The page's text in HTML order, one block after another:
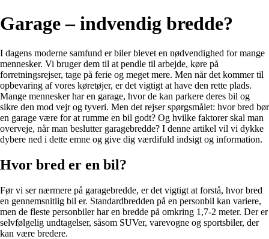
Garage – indvendig bredde?
I dagens moderne samfund er biler blevet en nødvendighed for mange
mennesker. Vi bruger dem til at pendle til arbejde, køre på
forretningsrejser, tage på ferie og meget mere. Men når det kommer til
opbevaring af vores køretøjer, er det vigtigt at have den rette plads.
Mange mennesker har en garage, hvor de kan parkere deres bil og
sikre den mod vejr og tyveri. Men det rejser spørgsmålet: hvor bred bør
en garage være for at rumme en bil godt? Og hvilke faktorer skal man
overveje, når man beslutter garagebredde? I denne artikel vil vi dykke
dybere ned i dette emne og give dig værdifuld indsigt og information.
Hvor bred er en bil?
Før vi ser nærmere på garagebredde, er det vigtigt at forstå, hvor bred
en gennemsnitlig bil er. Standardbredden på en personbil kan variere,
men de fleste personbiler har en bredde på omkring 1,7-2 meter. Der er
selvfølgelig undtagelser, såsom SUVer, varevogne og sportsbiler, der
kan være bredere.